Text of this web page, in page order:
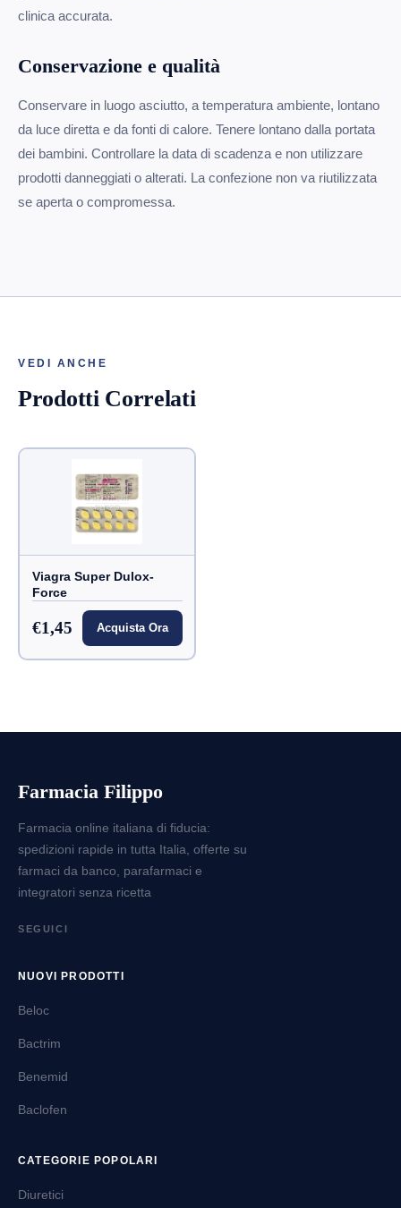
clinica accurata.
Conservazione e qualità
Conservare in luogo asciutto, a temperatura ambiente, lontano
da luce diretta e da fonti di calore. Tenere lontano dalla portata
dei bambini. Controllare la data di scadenza e non utilizzare
prodotti danneggiati o alterati. La confezione non va riutilizzata
se aperta o compromessa.
VEDI ANCHE
Prodotti Correlati
Viagra Super Dulox-
Force
€1,45 Acquista Ora
Farmacia Filippo
Farmacia online italiana di fiducia:
spedizioni rapide in tutta Italia, offerte su
farmaci da banco, parafarmaci e
integratori senza ricetta
SEGUICI
NUOVI PRODOTTI
Beloc
Bactrim
Benemid
Baclofen
CATEGORIE POPOLARI
Diuretici